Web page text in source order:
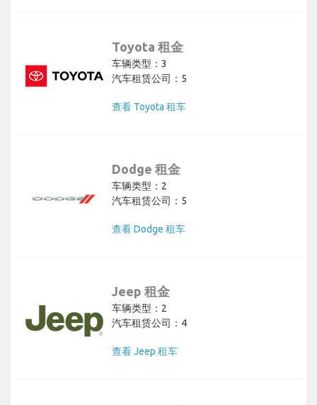
Toyota 租金
车辆类型：3
汽车租赁公司：5
查看 Toyota 租车
Dodge 租金
车辆类型：2
汽车租赁公司：5
查看 Dodge 租车
Jeep 租金
车辆类型：2
汽车租赁公司：4
查看 Jeep 租车